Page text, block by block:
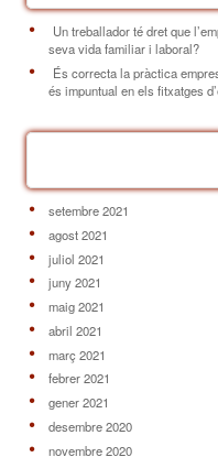
Un treballador té dret que
seva vida familiar i laboral?
És correcta la pràctica
és impuntual en els fitxatges
setembre 2021
agost 2021
juliol 2021
juny 2021
maig 2021
abril 2021
març 2021
febrer 2021
gener 2021
desembre 2020
novembre 2020